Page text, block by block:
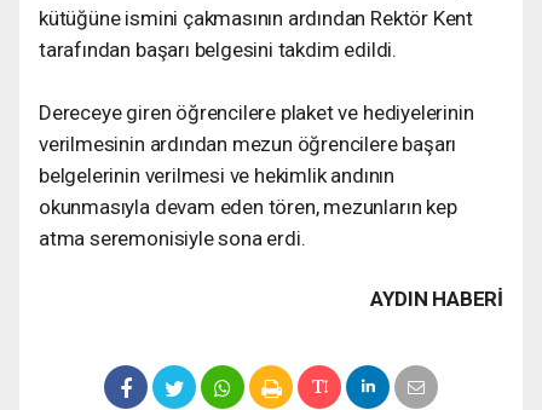
kütüğüne ismini çakmasının ardından Rektör Kent
tarafından başarı belgesini takdim edildi.
Dereceye giren öğrencilere plaket ve hediyelerinin
verilmesinin ardından mezun öğrencilere başarı
belgelerinin verilmesi ve hekimlik andının
okunmasıyla devam eden tören, mezunların kep
atma seremonisiyle sona erdi.
AYDIN HABERİ